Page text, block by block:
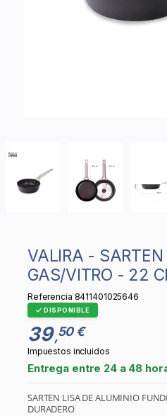
VALIRA - SARTEN AIRE
GAS/VITRO - 22
Referencia 8411401025646
DISPONIBLE
39,50 €
Impuestos incluidos
Entrega entre 24 a 48
SARTEN LISA DE ALUMINIO
DURADERO